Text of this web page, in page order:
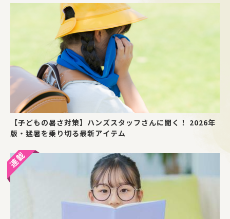
【子どもの暑さ対策】ハンズスタッフさんに聞く！ 2026年
版・猛暑を乗り切る最新アイテム